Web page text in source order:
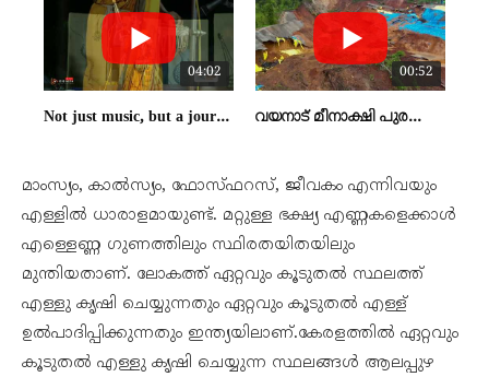
04:02
Not just music, but a journey of the soul. Honouring Shanthi Priya – the First Baul Musician.
00:52
വയനാട് മീനാക്ഷി പുരത്തിന് സമീപം തുരങ്കപാതയുടെ നിര്‍മ്മാണ മേഖലയില്‍ മണ്ണിടിച്ചിൽ ആകാശദൃശ്യം
മാംസ്യം, കാൽസ്യം, ഫോസ്ഫറസ്, ജീവകം എന്നിവയും
എള്ളിൽ ധാരാളമായുണ്ട്. മറ്റുള്ള ഭക്ഷ്യ എണ്ണകളെക്കാൾ
എള്ളെണ്ണ ഗുണത്തിലും സ്ഥിരതയിതയിലും
മുന്തിയതാണ്. ലോകത്ത് ഏറ്റവും കൂടുതൽ സ്ഥലത്ത്
എള്ളു കൃഷി ചെയ്യുന്നതും ഏറ്റവും കൂടുതൽ എള്ള്
ഉൽപാദിപ്പിക്കുന്നതും ഇന്ത്യയിലാണ്.കേരളത്തിൽ ഏറ്റവും
കൂടുതൽ എള്ളു കൃഷി ചെയ്യുന്ന സ്ഥലങ്ങൾ ആലപ്പുഴ